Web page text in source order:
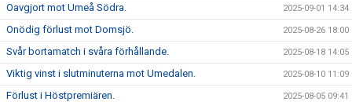
Oavgjort mot Umeå Södra. 2025-09-01 14:34
Onödig förlust mot Domsjö. 2025-08-26 18:00
Svår bortamatch i svåra förhållande. 2025-08-18 14:05
Viktig vinst i slutminuterna mot Umedalen. 2025-08-10 11:09
Förlust i Höstpremiären. 2025-08-05 09:41